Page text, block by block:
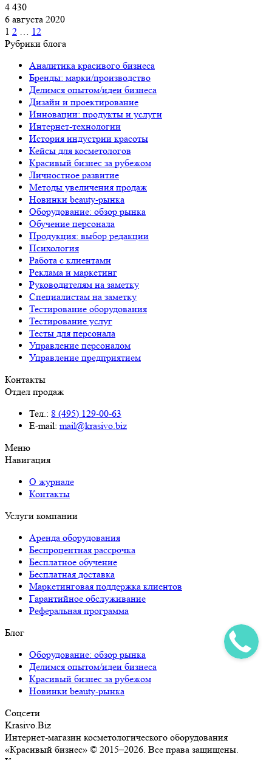
4 430
6 августа 2020
1 2 … 12
Рубрики блога
Аналитика красивого бизнеса
Бренды: марки/производство
Делимся опытом/идеи бизнеса
Дизайн и проектирование
Инновации: продукты и услуги
Интернет-технологии
История индустрии красоты
Кейсы для косметологов
Красивый бизнес за рубежом
Личностное развитие
Методы увеличения продаж
Новинки beauty-рынка
Оборудование: обзор рынка
Обучение персонала
Продукция: выбор редакции
Психология
Работа с клиентами
Реклама и маркетинг
Руководителям на заметку
Специалистам на заметку
Тестирование оборудования
Тестирование услуг
Тесты для персонала
Управление персоналом
Управление предприятием
Контакты
Отдел продаж
Тел.: 8 (495) 129-00-63
E-mail: mail@krasivo.biz
Меню
Навигация
О журнале
Контакты
Услуги компании
Аренда оборудования
Беспроцентная рассрочка
Бесплатное обучение
Бесплатная доставка
Маркетинговая поддержка клиентов
Гарантийное обслуживание
Реферальная программа
Блог
Оборудование: обзор рынка
Делимся опытом/идеи бизнеса
Красивый бизнес за рубежом
Новинки beauty-рынка
Соцсети
Krasivo.Biz
Интернет-магазин косметологического оборудования
«Красивый бизнес» © 2015–2026. Все права защищены.